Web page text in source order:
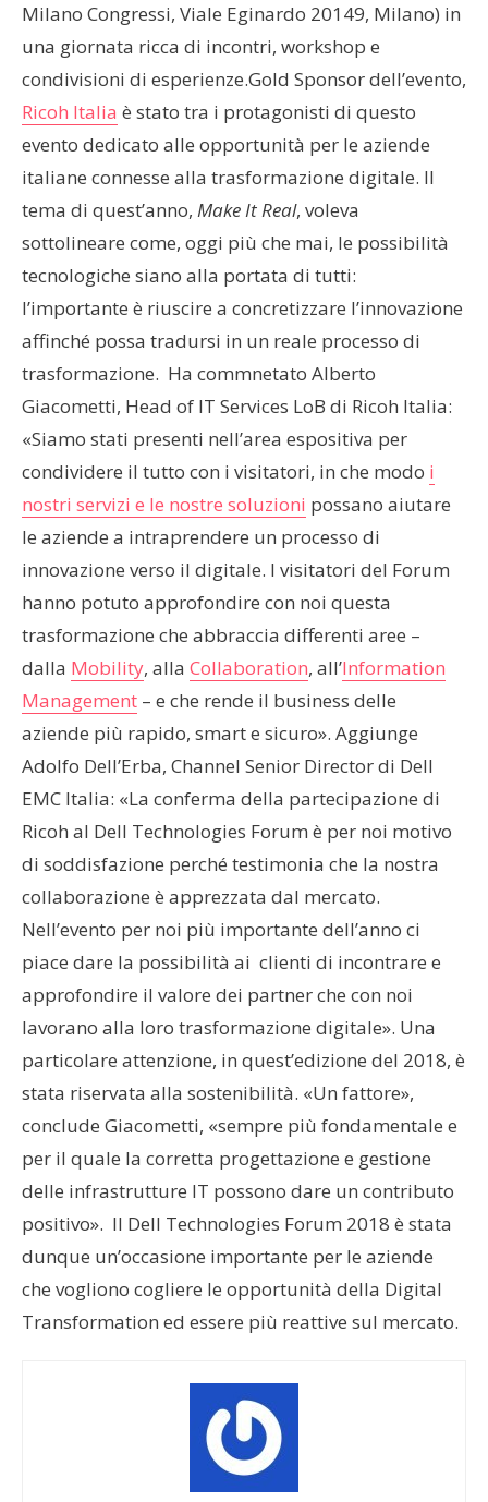
Milano Congressi, Viale Eginardo 20149, Milano) in
una giornata ricca di incontri, workshop e
condivisioni di esperienze.Gold Sponsor dell’evento,
Ricoh Italia è stato tra i protagonisti di questo
evento dedicato alle opportunità per le aziende
italiane connesse alla trasformazione digitale. Il
tema di quest’anno, Make It Real, voleva
sottolineare come, oggi più che mai, le possibilità
tecnologiche siano alla portata di tutti:
l’importante è riuscire a concretizzare l’innovazione
affinché possa tradursi in un reale processo di
trasformazione. Ha commnetato Alberto
Giacometti, Head of IT Services LoB di Ricoh Italia:
«Siamo stati presenti nell’area espositiva per
condividere il tutto con i visitatori, in che modo i
nostri servizi e le nostre soluzioni possano aiutare
le aziende a intraprendere un processo di
innovazione verso il digitale. I visitatori del Forum
hanno potuto approfondire con noi questa
trasformazione che abbraccia differenti aree –
dalla Mobility, alla Collaboration, all’Information
Management – e che rende il business delle
aziende più rapido, smart e sicuro». Aggiunge
Adolfo Dell’Erba, Channel Senior Director di Dell
EMC Italia: «La conferma della partecipazione di
Ricoh al Dell Technologies Forum è per noi motivo
di soddisfazione perché testimonia che la nostra
collaborazione è apprezzata dal mercato.
Nell’evento per noi più importante dell’anno ci
piace dare la possibilità ai clienti di incontrare e
approfondire il valore dei partner che con noi
lavorano alla loro trasformazione digitale». Una
particolare attenzione, in quest’edizione del 2018, è
stata riservata alla sostenibilità. «Un fattore»,
conclude Giacometti, «sempre più fondamentale e
per il quale la corretta progettazione e gestione
delle infrastrutture IT possono dare un contributo
positivo». Il Dell Technologies Forum 2018 è stata
dunque un’occasione importante per le aziende
che vogliono cogliere le opportunità della Digital
Transformation ed essere più reattive sul mercato.